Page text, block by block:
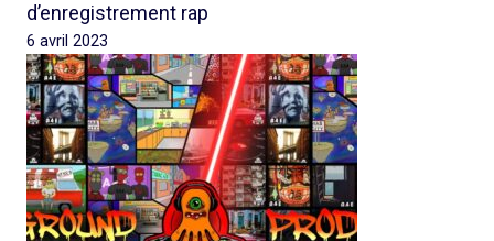
d’enregistrement rap
6 avril 2023